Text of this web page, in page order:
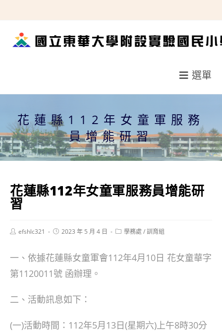
轉
選單
花蓮縣112年女童軍服務
員增能研習
花蓮縣112年女童軍服務員增能研
習
Postefshlc321
Post2023 年 5 月 4 日
Post學務處 /訓育組
一、依據花蓮縣女童軍會112年4月10日 花女童華字
第1120011號 函辦理。
二、活動訊息如下：
(一)活動時間：112年5月13日(星期六)上午8時30分